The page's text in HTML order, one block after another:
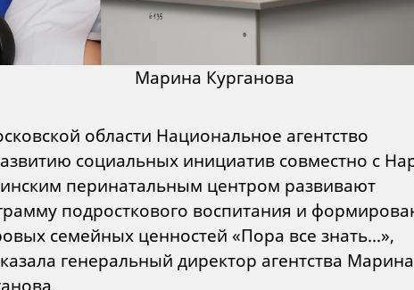
Марина Курганова
области Национальное агентство
социальных инициатив совместно с
перинатальным центром развивают
подросткового воспитания и
семейных ценностей «Пора все знать...»,
генеральный директор агентства Марина